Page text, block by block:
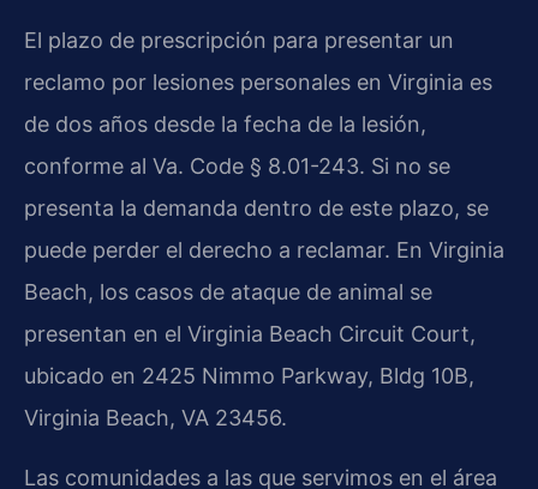
El plazo de prescripción para presentar un
reclamo por lesiones personales en Virginia es
de dos años desde la fecha de la lesión,
conforme al Va. Code § 8.01-243. Si no se
presenta la demanda dentro de este plazo, se
puede perder el derecho a reclamar. En Virginia
Beach, los casos de ataque de animal se
presentan en el Virginia Beach Circuit Court,
ubicado en 2425 Nimmo Parkway, Bldg 10B,
Virginia Beach, VA 23456.
Las comunidades a las que servimos en el área